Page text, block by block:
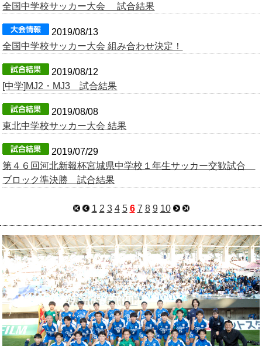
全国中学校サッカー大会 試合結果
2019/08/13
全国中学校サッカー大会 組み合わせ決定！
2019/08/12
[中学]MJ2・MJ3 試合結果
2019/08/08
東北中学校サッカー大会 結果
2019/07/29
第４６回河北新報杯宮城県中学校１年生サッカー交歓試合
ブロック準決勝 試合結果
1 2 3 4 5 6 7 8 9 10